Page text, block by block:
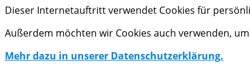
Dieser Internetauftritt verwendet Cookies für
Außerdem möchten wir Cookies auch verwenden,
Mehr dazu in unserer Datenschutzerklärung.